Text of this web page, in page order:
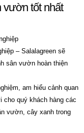
vườn tốt nhất
– Salalagreen sẽ
sân vườn hoàn thiện
am hiểu cảnh quan
cho quý khách hàng các
vườn, cây xanh trong